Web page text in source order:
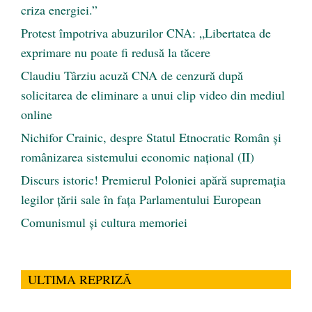
criza energiei.”
Protest împotriva abuzurilor CNA: „Libertatea de
exprimare nu poate fi redusă la tăcere
Claudiu Târziu acuză CNA de cenzură după
solicitarea de eliminare a unui clip video din mediul
online
Nichifor Crainic, despre Statul Etnocratic Român şi
românizarea sistemului economic naţional (II)
Discurs istoric! Premierul Poloniei apără supremația
legilor țării sale în fața Parlamentului European
Comunismul şi cultura memoriei
ULTIMA REPRIZĂ